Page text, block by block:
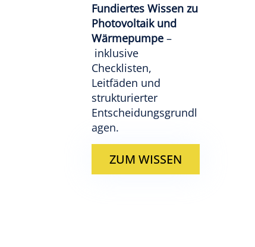
Fundiertes Wissen zu
Photovoltaik und
Wärmepumpe –
inklusive
Checklisten,
Leitfäden und
strukturierter
Entscheidungsgrundl
agen.
ZUM WISSEN